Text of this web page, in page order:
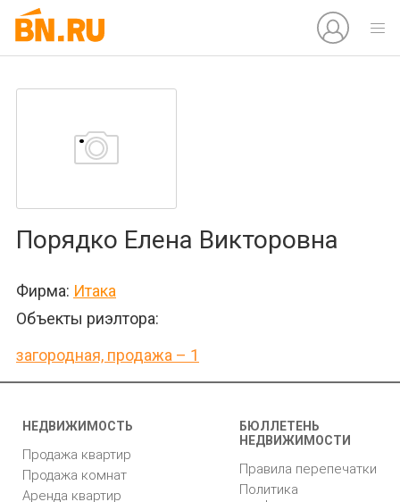
Порядко Елена Викторовна
Фирма: Итака
Объекты риэлтора:
загородная, продажа – 1
НЕДВИЖИМОСТЬ
Продажа квартир
Продажа комнат
Аренда квартир
БЮЛЛЕТЕНЬ
НЕДВИЖИМОСТИ
Правила перепечатки
Политика